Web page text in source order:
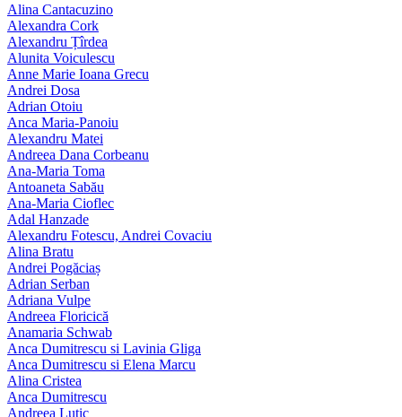
Alina Cantacuzino
Alexandra Cork
Alexandru Țîrdea
Alunita Voiculescu
Anne Marie Ioana Grecu
Andrei Dosa
Adrian Otoiu
Anca Maria-Panoiu
Alexandru Matei
Andreea Dana Corbeanu
Ana-Maria Toma
Antoaneta Sabău
Ana-Maria Cioflec
Adal Hanzade
Alexandru Fotescu, Andrei Covaciu
Alina Bratu
Andrei Pogăciaș
Adrian Serban
Adriana Vulpe
Andreea Floricică
Anamaria Schwab
Anca Dumitrescu si Lavinia Gliga
Anca Dumitrescu si Elena Marcu
Alina Cristea
Anca Dumitrescu
Andreea Lutic